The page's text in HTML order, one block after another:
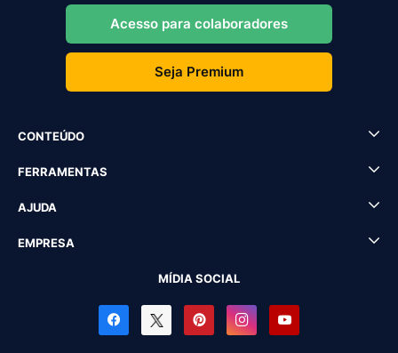
Acesso para colaboradores
Seja Premium
CONTEÚDO
FERRAMENTAS
AJUDA
EMPRESA
MÍDIA SOCIAL